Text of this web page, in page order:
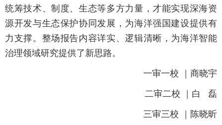
统筹技术、制度、生态等多方力量，才能实现深海资
源开发与生态保护协同发展，为海洋强国建设提供有
力支撑。整场报告内容详实、逻辑清晰，为海洋智能
治理领域研究提供了新思路。
一审一校 ｜商晓宇
二审二校 ｜白 磊
三审三校 ｜陈晓昕